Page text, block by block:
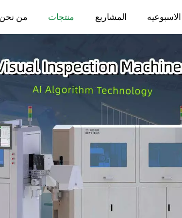
من منتجات المشاريع الاسبوعيه